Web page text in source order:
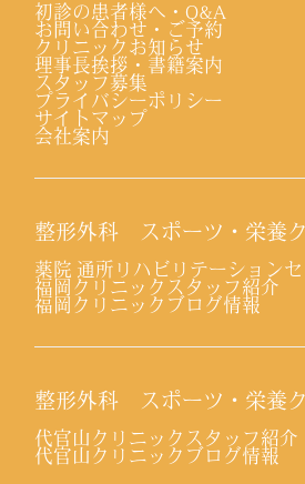
初診の患者様へ・Q&A
お問い合わせ・ご予約
クリニックお知らせ
理事長挨拶・書籍案内
スタッフ募集
プライバシーポリシー
サイトマップ
会社案内
整形外科 スポーツ・栄養
薬院 通所リハビリテーション
福岡クリニックスタッフ紹介
福岡クリニックブログ情報
整形外科 スポーツ・栄養
代官山クリニックスタッフ紹介
代官山クリニックブログ情報